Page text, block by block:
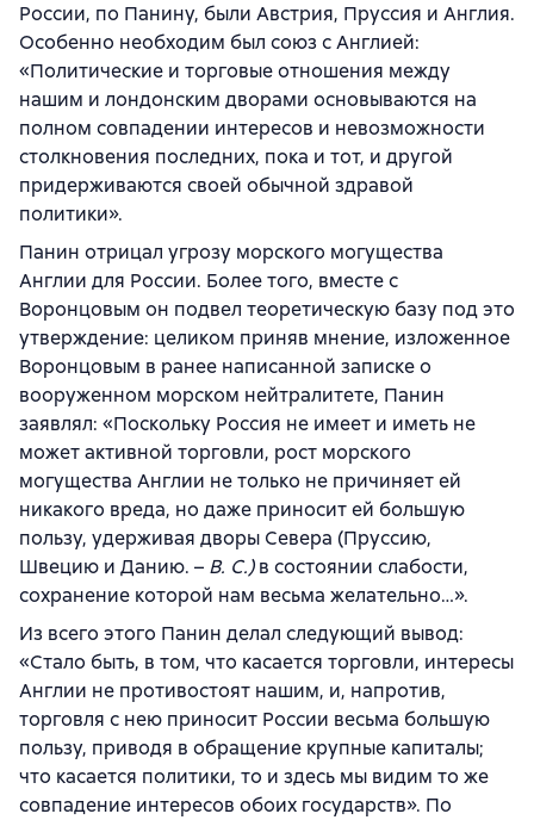
России, по Панину, были Австрия, Пруссия и Англия.
Особенно необходим был союз с Англией:
«Политические и торговые отношения между
нашим и лондонским дворами основываются на
полном совпадении интересов и невозможности
столкновения последних, пока и тот, и другой
придерживаются своей обычной здравой
политики».
Панин отрицал угрозу морского могущества
Англии для России. Более того, вместе с
Воронцовым он подвел теоретическую базу под это
утверждение: целиком приняв мнение, изложенное
Воронцовым в ранее написанной записке о
вооруженном морском нейтралитете, Панин
заявлял: «Поскольку Россия не имеет и иметь не
может активной торговли, рост морского
могущества Англии не только не причиняет ей
никакого вреда, но даже приносит ей большую
пользу, удерживая дворы Севера (Пруссию,
Швецию и Данию. – В. С.)в состоянии слабости,
сохранение которой нам весьма желательно…».
Из всего этого Панин делал следующий вывод:
«Стало быть, в том, что касается торговли, интересы
Англии не противостоят нашим, и, напротив,
торговля с нею приносит России весьма большую
пользу, приводя в обращение крупные капиталы;
что касается политики, то и здесь мы видим то же
совпадение интересов обоих государств». По